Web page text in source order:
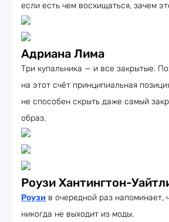
если есть чем восхищаться, зачем
Адриана Лима
Три купальника — и все закрытые.
на этот счёт принципиальная
не способен скрыть даже самый
образ.
Роузи Хантингтон-
Роузи в очередной раз напоминает,
никогда не выходит из моды.